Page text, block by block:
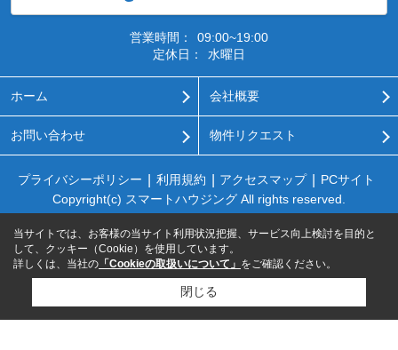
営業時間：
09:00~19:00
定休日：
水曜日
ホーム 会社概要
お問い合わせ 物件リクエスト
プライバシーポリシー 利用規約 アクセスマップ
PCサイト
Copyright(c) スマートハウジング All rights reserved.
当サイトでは、お客様の当サイト利用状況把握、サービス向上検討を目的と
して、クッキー（Cookie）を使用しています。
詳しくは、当社の 「Cookieの取扱いについて」 をご確認ください。
閉じる